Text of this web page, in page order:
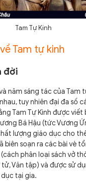
Tam Tự Kinh
Tam tự kinh
đời
năm sáng tác của Tam
tuy nhiên đại đa số
Tam Tự Kinh được viết
Bá Hậu (tức Vương
lượng giáo dục cho
biên soạn ra các bài vè
(cách phân loại sách vở
tử, Văn tập) và được sử
dục tại gia.